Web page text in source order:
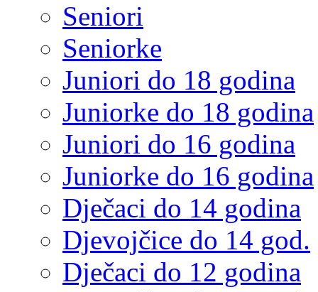
Seniori
Seniorke
Juniori do 18 godina
Juniorke do 18 godina
Juniori do 16 godina
Juniorke do 16 godina
Dječaci do 14 godina
Djevojčice do 14 god.
Dječaci do 12 godina